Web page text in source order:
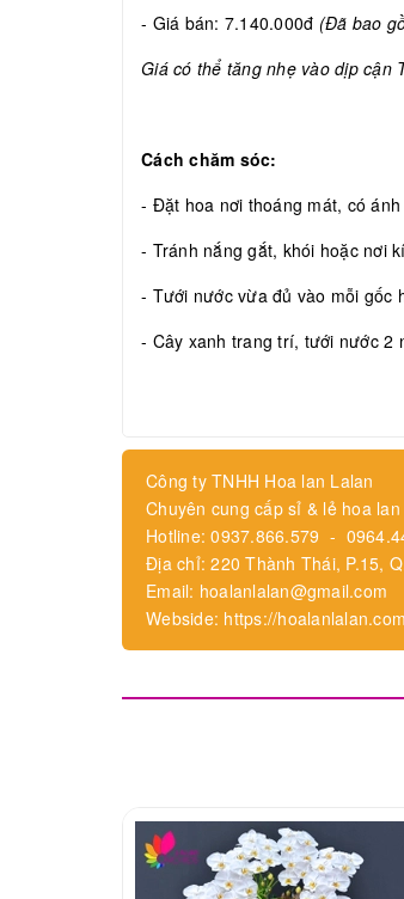
- Giá bán: 7.140.000đ (Đã bao
Giá có thể tăng nhẹ vào dịp cận
Cách chăm sóc:
- Đặt hoa nơi thoáng mát, có
- Tránh nắng gắt, khói hoặc nơi
- Tưới nước vừa đủ vào mỗi gốc
- Cây xanh trang trí, tưới nước 2
Công ty TNHH Hoa lan Lalan
Chuyên cung cấp sỉ & lẻ hoa
Hotline: 0937.866.579 -
Địa chỉ: 220 Thành Thái, P.15,
Email: hoalanlalan@gmail.com
Webside: https://